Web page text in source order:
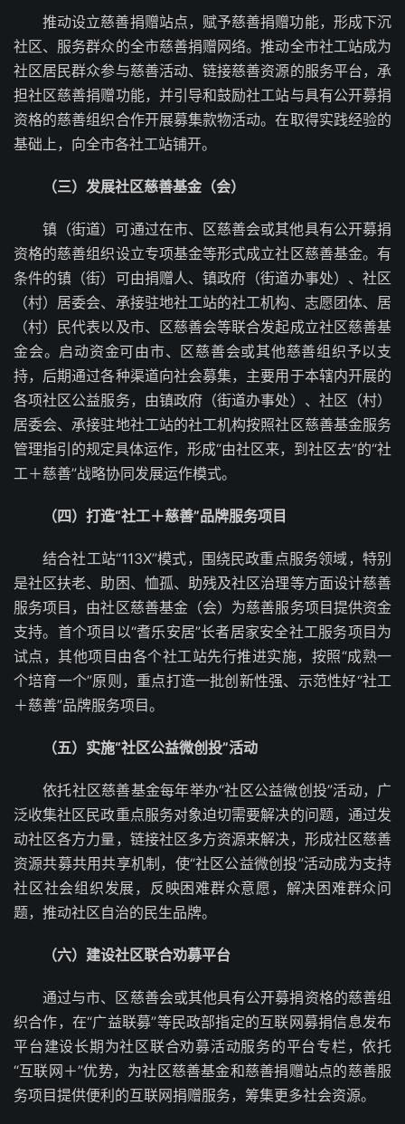
推动设立慈善捐赠站点，赋予慈善捐赠功能，形成下沉
社区、服务群众的全市慈善捐赠网络。推动全市社工站成为
社区居民群众参与慈善活动、链接慈善资源的服务平台，承
担社区慈善捐赠功能，并引导和鼓励社工站与具有公开募捐
资格的慈善组织合作开展募集款物活动。在取得实践经验的
基础上，向全市各社工站铺开。
（三）发展社区慈善基金（会）
镇（街道）可通过在市、区慈善会或其他具有公开募捐
资格的慈善组织设立专项基金等形式成立社区慈善基金。有
条件的镇（街）可由捐赠人、镇政府（街道办事处）、社区
（村）居委会、承接驻地社工站的社工机构、志愿团体、居
（村）民代表以及市、区慈善会等联合发起成立社区慈善基
金会。启动资金可由市、区慈善会或其他慈善组织予以支
持，后期通过各种渠道向社会募集，主要用于本辖内开展的
各项社区公益服务，由镇政府（街道办事处）、社区（村）
居委会、承接驻地社工站的社工机构按照社区慈善基金服务
管理指引的规定具体运作，形成“由社区来，到社区去”的“社
工＋慈善”战略协同发展运作模式。
（四）打造“社工＋慈善”品牌服务项目
结合社工站“113X”模式，围绕民政重点服务领域，特别
是社区扶老、助困、恤孤、助残及社区治理等方面设计慈善
服务项目，由社区慈善基金（会）为慈善服务项目提供资金
支持。首个项目以“耆乐安居”长者居家安全社工服务项目为
试点，其他项目由各个社工站先行推进实施，按照“成熟一
个培育一个”原则，重点打造一批创新性强、示范性好“社工
＋慈善”品牌服务项目。
（五）实施“社区公益微创投”活动
依托社区慈善基金每年举办“社区公益微创投”活动，广
泛收集社区民政重点服务对象迫切需要解决的问题，通过发
动社区各方力量，链接社区多方资源来解决，形成社区慈善
资源共募共用共享机制，使“社区公益微创投”活动成为支持
社区社会组织发展，反映困难群众意愿，解决困难群众问
题，推动社区自治的民生品牌。
（六）建设社区联合劝募平台
通过与市、区慈善会或其他具有公开募捐资格的慈善组
织合作，在“广益联募”等民政部指定的互联网募捐信息发布
平台建设长期为社区联合劝募活动服务的平台专栏，依托
“互联网＋”优势，为社区慈善基金和慈善捐赠站点的慈善服
务项目提供便利的互联网捐赠服务，筹集更多社会资源。